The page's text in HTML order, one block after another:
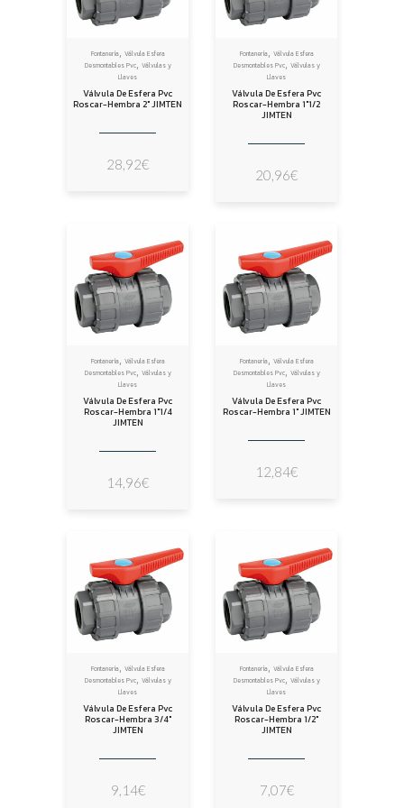
Fontanería, Válvula Esfera
Desmontables Pvc, Válvulas y
Llaves
Válvula De Esfera Pvc
Roscar-Hembra 2″ JIMTEN
28,92€
Fontanería, Válvula Esfera
Desmontables Pvc, Válvulas y
Llaves
Válvula De Esfera Pvc
Roscar-Hembra 1″1/2
JIMTEN
20,96€
Fontanería, Válvula Esfera
Desmontables Pvc, Válvulas y
Llaves
Válvula De Esfera Pvc
Roscar-Hembra 1″1/4
JIMTEN
14,96€
Fontanería, Válvula Esfera
Desmontables Pvc, Válvulas y
Llaves
Válvula De Esfera Pvc
Roscar-Hembra 1″ JIMTEN
12,84€
Fontanería, Válvula Esfera
Desmontables Pvc, Válvulas y
Llaves
Válvula De Esfera Pvc
Roscar-Hembra 3/4″
JIMTEN
9,14€
Fontanería, Válvula Esfera
Desmontables Pvc, Válvulas y
Llaves
Válvula De Esfera Pvc
Roscar-Hembra 1/2″
JIMTEN
7,07€